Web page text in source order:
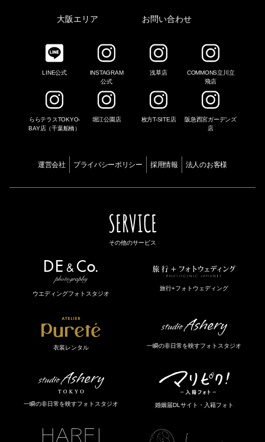
大阪エリア お問い合わせ
LINE公式
INSTAGRAM
公式
浅草店
COMMONS立川立
飛店
ららテラスTOKYO-
BAY店（千葉船橋）
堀江公園店 枚方T-SITE店
阪急西宮ガーデンズ
店
運営会社 プライバシーポリシー 採用情報 法人のお客様
SERVICE
その他のサービス
ウエディングフォトスタジオ
旅行+フォトウェディング
衣装レンタル 一瞬の非日常を映すフォトスタジオ
一瞬の非日常を映すフォトスタジオ 婚姻届DLサイト・入籍フォト